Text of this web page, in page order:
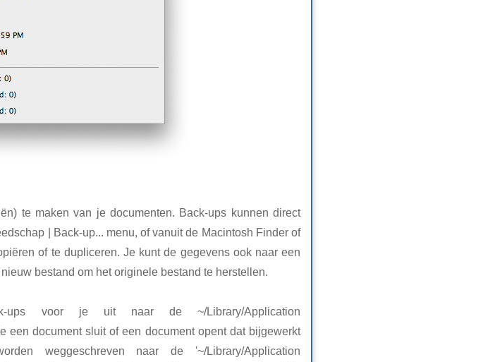
te maken van je documenten. Back-ups kunnen direct
| Back-up... menu, of vanuit de Macintosh Finder of
of te dupliceren. Je kunt de gegevens ook naar een
bestand om het originele bestand te herstellen.
ups voor je uit naar de ~/Library/Application
een document sluit of een document opent dat bijgewerkt
weggeschreven naar de '~/Library/Application